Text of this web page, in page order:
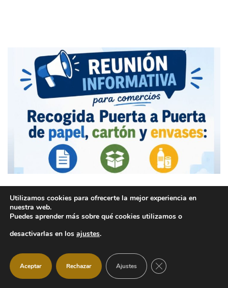
El 13 de agosto habrá una reunión
informativa para los comercios
sobre el nuevo servicio de recogida
Ayuntamiento ,
Participación Ciudadana
7 agosto, 2026
Utilizamos cookies para ofrecerte la mejor experiencia en
nuestra web.
Puedes aprender más sobre qué cookies utilizamos o
desactivarlas en los ajustes.
Aceptar Rechazar Ajustes CERRAR EL